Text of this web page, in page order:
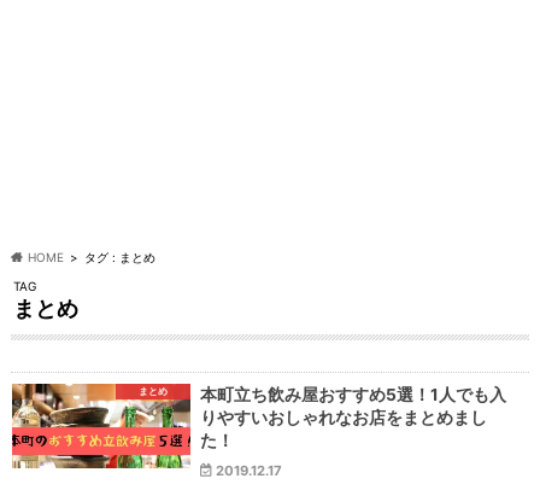
HOME
タグ : まとめ
TAG
まとめ
まとめ
本町立ち飲み屋おすすめ5選！1人でも入
りやすいおしゃれなお店をまとめまし
た！
2019.12.17